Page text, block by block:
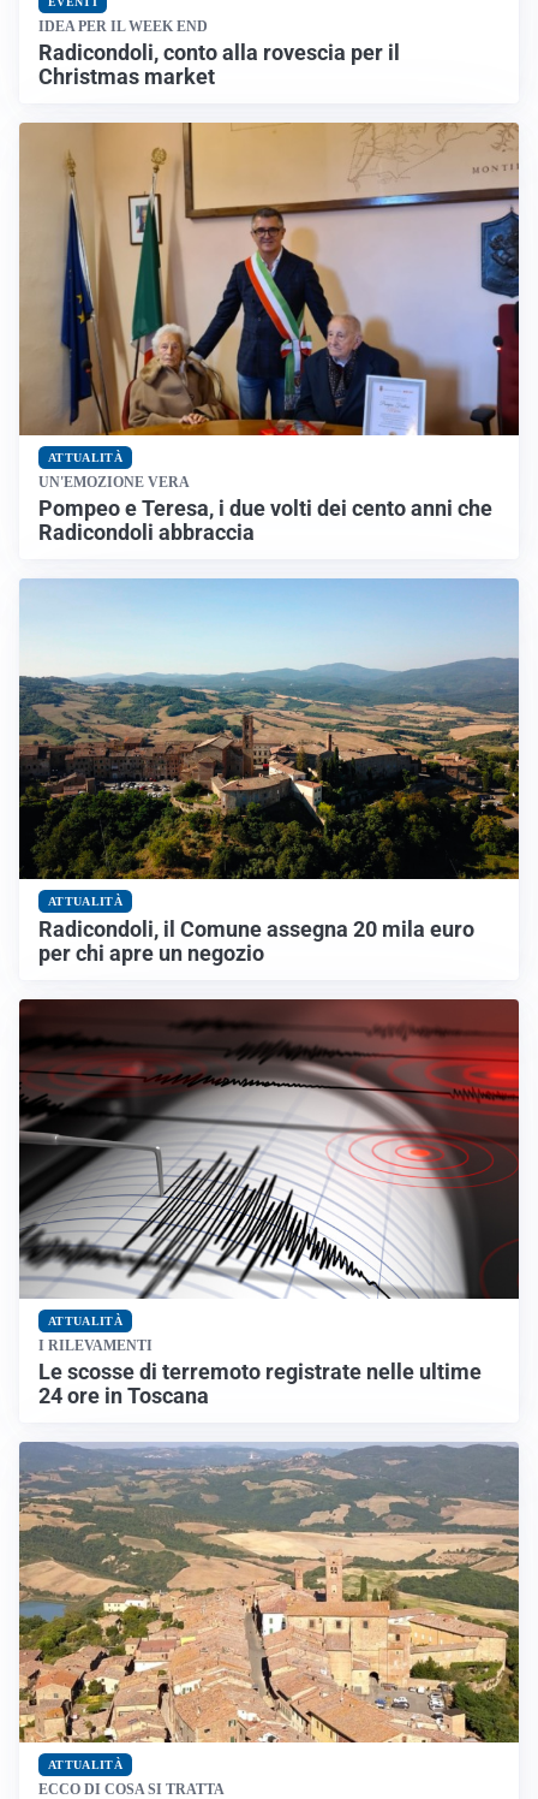
IDEA PER IL WEEK END
Radicondoli, conto alla rovescia per il
Christmas market
ATTUALITÀ
UN'EMOZIONE VERA
Pompeo e Teresa, i due volti dei cento anni che
Radicondoli abbraccia
ATTUALITÀ
Radicondoli, il Comune assegna 20 mila euro
per chi apre un negozio
ATTUALITÀ
I RILEVAMENTI
Le scosse di terremoto registrate nelle ultime
24 ore in Toscana
ATTUALITÀ
ECCO DI COSA SI TRATTA